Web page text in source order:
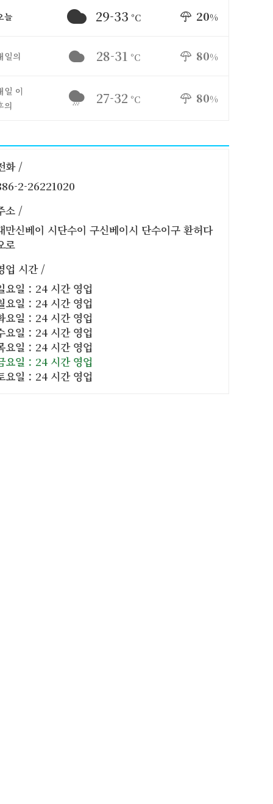
늘 29-33 °C 20%
일의 28-31 °C 80%
일 이
의
27-32 °C 80%
화 /
2-26221020
소 /
만신베이 시단수이 구신베이시 단수이구 환허다
로
업 시간 /
요일：24 시간 영업
요일：24 시간 영업
요일：24 시간 영업
요일：24 시간 영업
요일：24 시간 영업
요일：24 시간 영업
요일：24 시간 영업